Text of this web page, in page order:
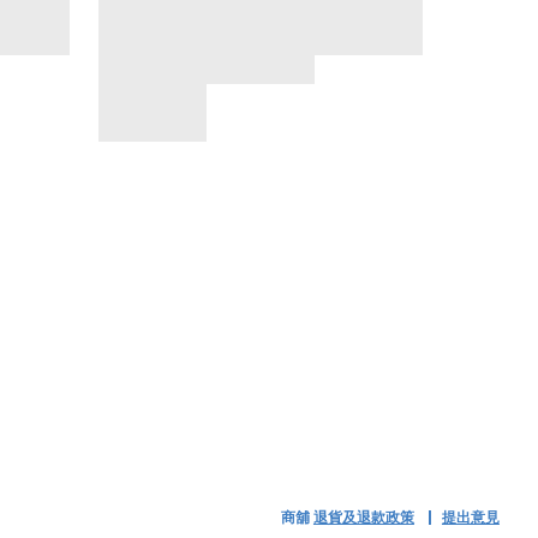
商舖退貨及退款政策 提出意見